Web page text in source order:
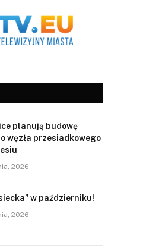
planują budowę
węzła przesiadkowego
2026
w październiku!
2026